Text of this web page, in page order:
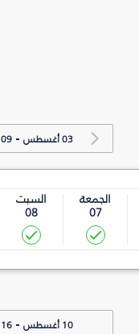
03 أغسطس -09 أغسطس
الجمعة
07
السبت
08
10 أغسطس -16 أغسطس